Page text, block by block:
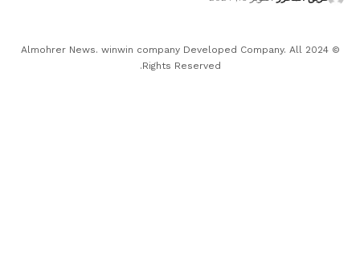
© 2024 Almohrer News. winwin company Developed Company. All
Rights Reserved.